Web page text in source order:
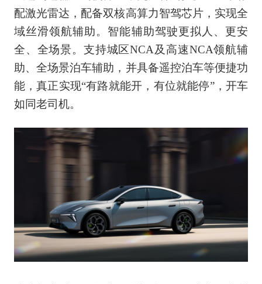
配激光雷达，配备双核高算力智驾芯片，实现全
域丝滑领航辅助。智能辅助驾驶更拟人、更安
全、全场景。支持城区NCA及高速NCA领航辅
助、全场景泊车辅助，并具备遥控泊车等便捷功
能，真正实现“有路就能开，有位就能停”，开车
如同老司机。